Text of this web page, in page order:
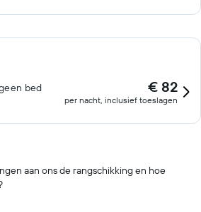
bed
€ 82
per nacht, inclusief toeslagen
aan ons de rangschikking en hoe